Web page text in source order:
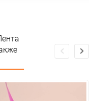
сертификации